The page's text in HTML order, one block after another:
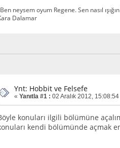
neysem oyum Regene. Sen nasıl
Dalamar
Ynt: Hobbit ve Felsefe
« Yanıtla #1 : 02 Aralık 2012, 15:08:54
konuları ilgili bölümüne
kendi bölümünde açmak